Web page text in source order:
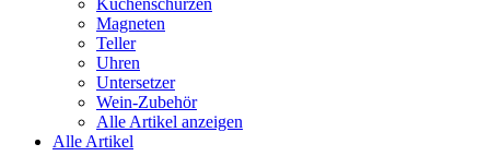
Küchenschürzen
Magneten
Teller
Uhren
Untersetzer
Wein-Zubehör
Alle Artikel anzeigen
Alle Artikel